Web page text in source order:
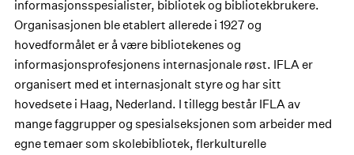
informasjonsspesialister, bibliotek og bibliotekbrukere.
Organisasjonen ble etablert allerede i 1927 og
hovedformålet er å være bibliotekenes og
informasjonsprofesjonens internasjonale røst. IFLA er
organisert med et internasjonalt styre og har sitt
hovedsete i Haag, Nederland. I tillegg består IFLA av
mange faggrupper og spesialseksjonen som arbeider med
egne temaer som skolebibliotek, flerkulturelle